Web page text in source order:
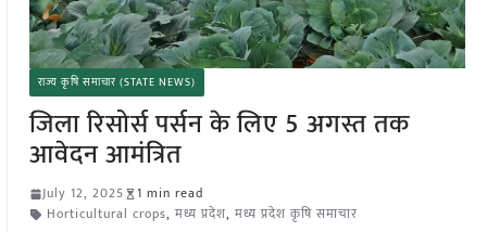
राज्य कृषि समाचार (STATE NEWS)
जिला रिसोर्स पर्सन के लिए 5 अगस्त तक
आवेदन आमंत्रित
July 12, 2025
1 min read
Horticultural crops, मध्य प्रदेश, मध्य प्रदेश कृषि समाचार